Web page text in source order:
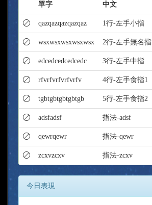
單字 中文
qazqazqazqazqaz 1行-左手小指
wsxwsxwsxwsxwsx 2行-左手無名指
edcedcedcedcedc 3行-左手中指
rfvrfvrfvrfvrfv 4行-左手食指1
tgbtgbtgbtgbtgb 5行-左手食指2
adsfadsf 指法-adsf
qewrqewr 指法-qewr
zcxvzcxv 指法-zcxv
今日表現